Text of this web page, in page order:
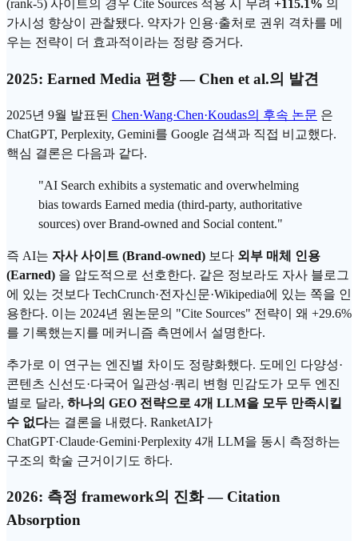
(rank-5) 사이트의 경우 Cite Sources 적용 시 무려 +115.1% 의
가시성 향상이 관찰됐다. 약자가 인용·출처로 권위 격차를 메
우는 전략이 더 효과적이라는 정량 증거다.
2025: Earned Media 편향 — Chen et al.의 발견
2025년 9월 발표된 Chen·Wang·Chen·Koudas의 후속 논문 은
ChatGPT, Perplexity, Gemini를 Google 검색과 직접 비교했다.
핵심 결론은 다음과 같다.
"AI Search exhibits a systematic and overwhelming
bias towards Earned media (third-party, authoritative
sources) over Brand-owned and Social content."
즉 AI는 자사 사이트 (Brand-owned) 보다 외부 매체 인용
(Earned) 을 압도적으로 선호한다. 같은 정보라도 자사 블로그
에 있는 것보다 TechCrunch·전자신문·Wikipedia에 있는 쪽을 인
용한다. 이는 2024년 원논문의 "Cite Sources" 전략이 왜 +29.6%
를 기록했는지를 메커니즘 측면에서 설명한다.
추가로 이 연구는 엔진별 차이도 정량화했다. 도메인 다양성·
콘텐츠 신선도·다국어 일관성·쿼리 변형 민감도가 모두 엔진
별로 달라, 하나의 GEO 전략으로 4개 LLM을 모두 만족시킬
수 없다는 결론을 내렸다. RanketAI가
ChatGPT·Claude·Gemini·Perplexity 4개 LLM을 동시 측정하는
구조의 학술 근거이기도 하다.
2026: 측정 framework의 진화 — Citation
Absorption